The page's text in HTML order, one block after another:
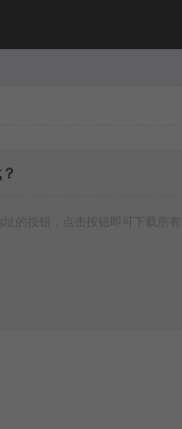
址的按钮，点击按钮即可下载所